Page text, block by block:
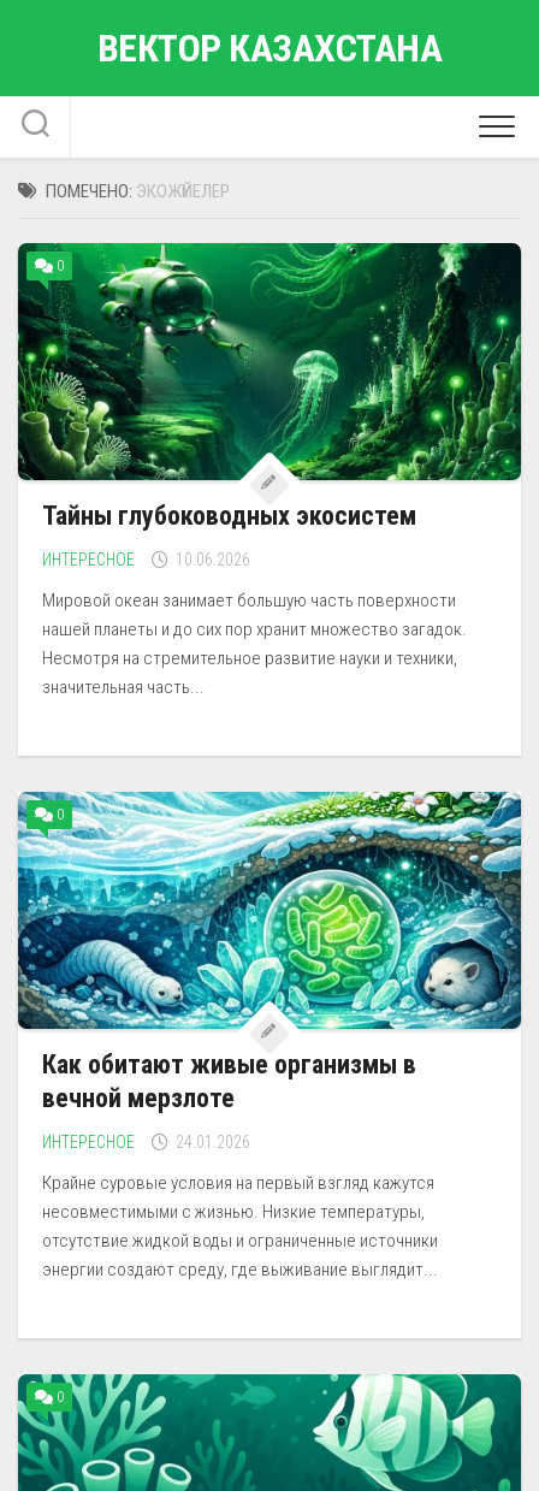
ВЕКТОР КАЗАХСТАНА
ПОМЕЧЕНО: ЭКОЖҮЙЕЛЕР
0
Тайны глубоководных экосистем
ИНТЕРЕСНОЕ 10.06.2026
Мировой океан занимает большую часть поверхности
нашей планеты и до сих пор хранит множество загадок.
Несмотря на стремительное развитие науки и техники,
значительная часть...
0
Как обитают живые организмы в
вечной мерзлоте
ИНТЕРЕСНОЕ 24.01.2026
Крайне суровые условия на первый взгляд кажутся
несовместимыми с жизнью. Низкие температуры,
отсутствие жидкой воды и ограниченные источники
энергии создают среду, где выживание выглядит...
0